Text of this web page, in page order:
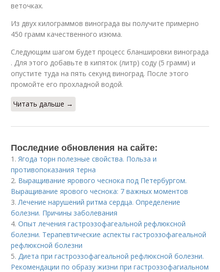
веточках.
Из двух килограммов винограда вы получите примерно
450 грамм качественного изюма.
Следующим шагом будет процесс бланшировки винограда
. Для этого добавьте в кипяток (литр) соду (5 грамм) и
опустите туда на пять секунд виноград. После этого
промойте его прохладной водой.
Читать дальше →
Последние обновления на сайте:
1.Ягода торн полезные свойства. Польза и
противопоказания терна
2. Выращивание ярового чеснока под Петербургом.
Выращивание ярового чеснока: 7 важных моментов
3.Лечение нарушений ритма сердца. Определение
болезни. Причины заболевания
4.Опыт лечения гастроэзофагеальной рефлюксной
болезни. Терапевтические аспекты гастроэзофагеальной
рефлюксной болезни
5.Диета при гастроэзофагеальной рефлюксной болезни.
Рекомендации по образу жизни при гастроэзофагиальном